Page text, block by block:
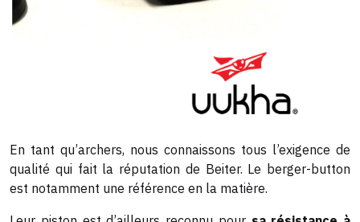
En tant qu’archers, nous connaissons tous l’exigence de
qualité qui fait la réputation de Beiter. Le berger-button
est notamment une référence en la matière.